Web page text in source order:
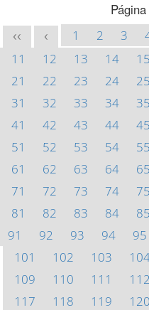
Página
<< < 1 2 3
11
12 13 14 15
21
22 23 24 25
31
32 33 34 35
41
42 43 44 45
51
52 53 54 55
61
62 63 64 65
71
72 73 74 75
81
82 83 84 85
91
92 93 94 95
101
102 103
109
110 111 112
117
118 119 120